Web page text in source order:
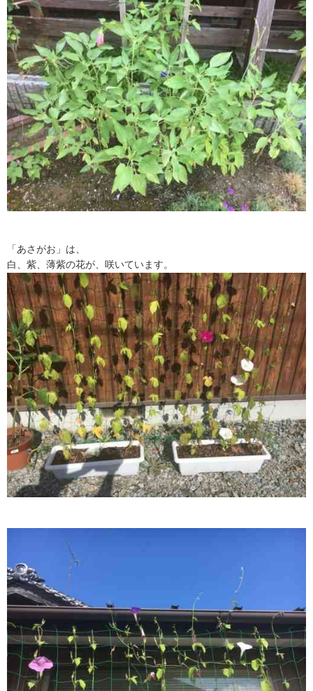
「あさがお」は、
白、紫、薄紫の花が、咲いています。